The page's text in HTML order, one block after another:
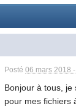
Posté 06 mars 2018
Bonjour à tous,
pour mes fichiers